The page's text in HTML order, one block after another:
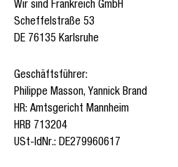
Wir sind Frankreich GmbH
Scheffelstraße 53
DE 76135 Karlsruhe
Geschäftsführer:
Philippe Masson, Yannick Brand
HR: Amtsgericht Mannheim
HRB 713204
USt-IdNr.: DE279960617